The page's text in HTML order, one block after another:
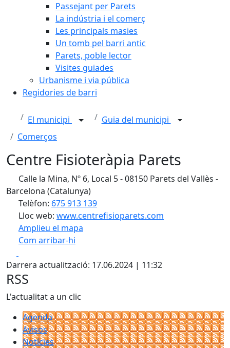
Passejant per Parets
La indústria i el comerç
Les principals masies
Un tomb pel barri antic
Parets, poble lector
Visites guiades
Urbanisme i via pública
Regidories de barri
El municipi
Guia del municipi
Comerços
Centre Fisioteràpia Parets
Calle la Mina, Nº 6, Local 5 - 08150 Parets del Vallès -
Barcelona (Catalunya)
Telèfon: 675 913 139
Lloc web: www.centrefisioparets.com
Amplieu el mapa
Com arribar-hi
+
−
Darrera actualització: 17.06.2024 | 11:32
RSS
L'actualitat a un clic
Agenda
Avisos
Notícies